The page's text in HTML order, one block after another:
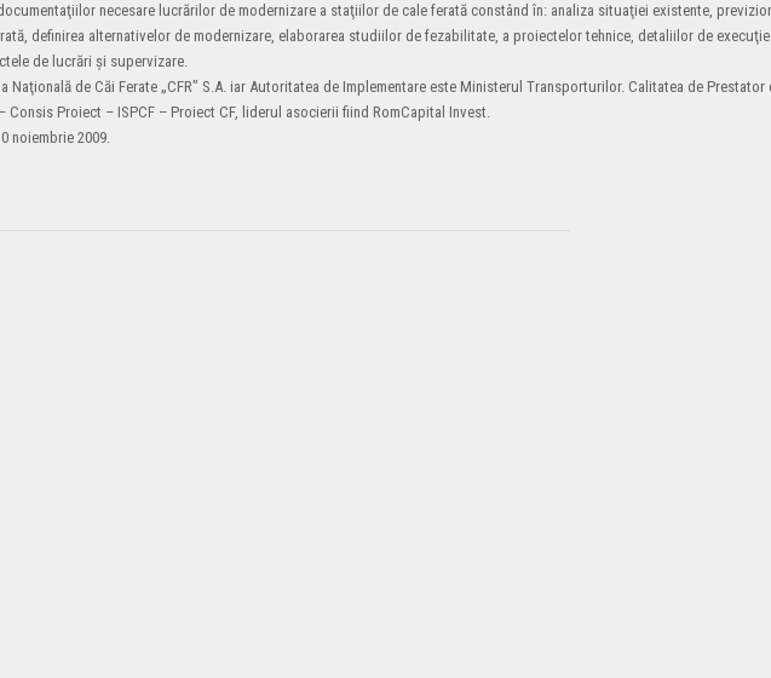
necesare lucrărilor de modernizare a staţiilor de cale ferată constând în: analiza situaţiei existente,
definirea alternativelor de modernizare, elaborarea studiilor de fezabilitate, a proiectelor tehnice, detaliilor de
de lucrări şi supervizare.
Naţională de Căi Ferate „CFR” S.A. iar Autoritatea de Implementare este Ministerul Transporturilor. Calitatea de Prestator
Consis Proiect – ISPCF – Proiect CF, liderul asocierii fiind RomCapital Invest.
noiembrie 2009.